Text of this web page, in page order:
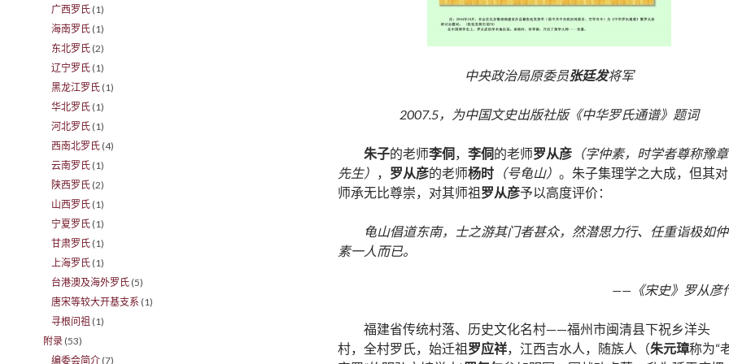
中央政治局原委员张廷发将军
2007.5，为中国文史出版社版《中华罗氏通谱》题词
朱子的老师李侗， 李侗的老师罗从彦 （字仲素，时学者尊称豫章
先生） ， 罗从彦的老师杨时 （号龟山） 。朱子集理学之大成，但其对
师承无比尊崇，对其师祖罗从彦予以高度评价：
龟山倡道东南，士之游其门者甚众，然潜思力行、任重诣极如仲
素一人而已。
——《宋史》罗从彦
福建省传统村落、历史文化名村——福州市闽清县下祝乡洋头
村，全村罗氏，始迁祖罗应祥，江西吉水人，随族人（朱元璋称为“
广西罗氏 (1)
海南罗氏 (1)
东北罗氏 (2)
辽宁罗氏 (1)
黑龙江罗氏 (1)
华北罗氏 (1)
河北罗氏 (1)
西南北罗氏 (4)
云南罗氏 (1)
陕西罗氏 (2)
山西罗氏 (1)
宁夏罗氏 (1)
甘肃罗氏 (1)
上海罗氏 (1)
台港澳及海外罗氏 (5)
唐宋等较大开基支系 (1)
寻根问祖 (1)
附录 (53)
编委会简介 (7)